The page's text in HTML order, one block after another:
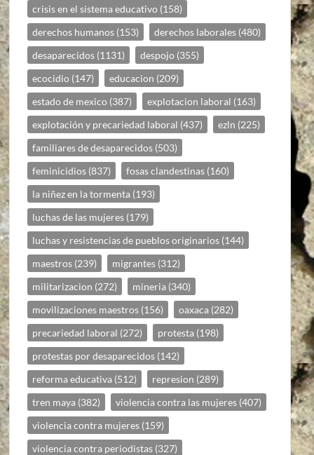
crisis en el sistema educativo (158)
derechos humanos (153) derechos laborales (480)
desaparecidos (1131) despojo (355)
ecocidio (147) educacion (209)
estado de mexico (387) explotacion laboral (163)
explotación y precariedad laboral (437) ezln (225)
familiares de desaparecidos (503)
feminicidios (837) fosas clandestinas (160)
la niñez en la tormenta (193)
luchas de las mujeres (179)
luchas y resistencias de pueblos originarios (144)
maestros (239) migrantes (312)
militarizacion (272) mineria (340)
movilizaciones maestros (156) oaxaca (282)
precariedad laboral (272) protesta (198)
protestas por desaparecidos (142)
reforma educativa (512) represion (289)
tren maya (382) violencia contra las mujeres (407)
violencia contra mujeres (159)
violencia contra periodistas (327)